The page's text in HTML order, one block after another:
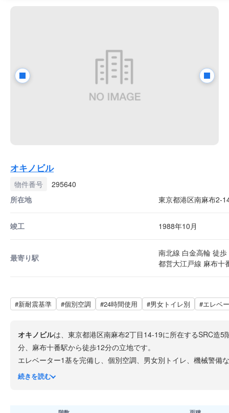
オキノビル
物件番号
295640
所在地
東京都港区南麻布2-
竣工 1988年10月
最寄り駅
南北線 白金高輪 徒歩
都営大江戸線 麻布十
#新耐震基準 #個別空調 #24時間使用 #男女トイレ別 #エレベ
オキノビルは、東京都港区南麻布2丁目14-19に所在するSRC造
分、麻布十番駅から徒歩12分の立地です。
エレベーター1基を完備し、個別空調、男女別トイレ、機械警
南麻布エリアは各国大使館が集まる国際色豊かな高級住宅街で
続きを読む